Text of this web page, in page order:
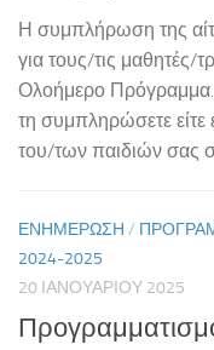
Η συμπλήρωση της
για τους/τις μαθητές/
Ολοήμερο Πρόγραμμα.
τη συμπληρώσετε είτε
του/των παιδιών σας
ΕΝΗΜΕΡΩΣΗ /
2024-2025
20 ΙΑΝΟΥΑΡΊΟΥ 2025